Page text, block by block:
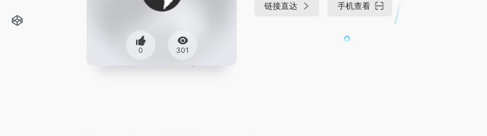
0 301
链接直达 手机查看